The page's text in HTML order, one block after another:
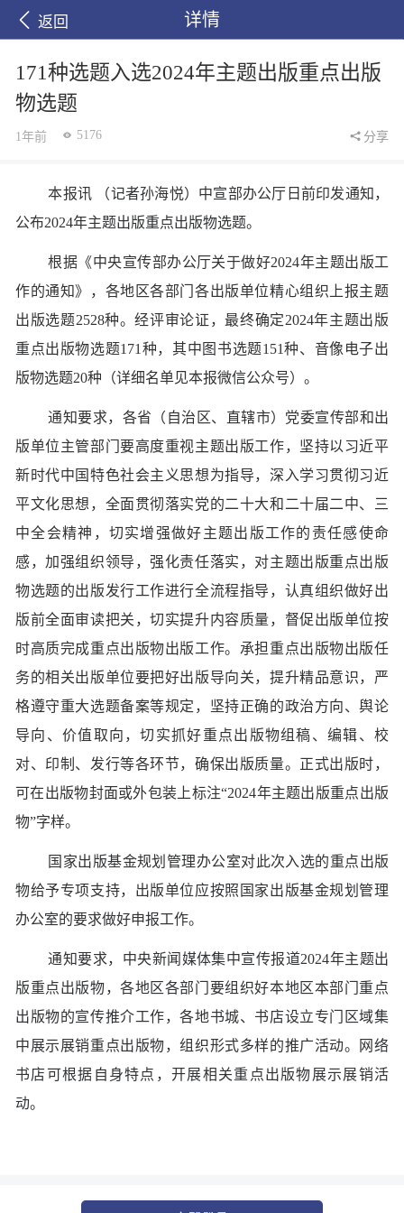
返回 详情
171种选题入选2024年主题出版重点出版
物选题
1年前 5176 分享
本报讯 （记者孙海悦）中宣部办公厅日前印发通知，
公布2024年主题出版重点出版物选题。
根据《中央宣传部办公厅关于做好2024年主题出版工
作的通知》，各地区各部门各出版单位精心组织上报主题
出版选题2528种。经评审论证，最终确定2024年主题出版
重点出版物选题171种，其中图书选题151种、音像电子出
版物选题20种（详细名单见本报微信公众号）。
通知要求，各省（自治区、直辖市）党委宣传部和出
版单位主管部门要高度重视主题出版工作，坚持以习近平
新时代中国特色社会主义思想为指导，深入学习贯彻习近
平文化思想，全面贯彻落实党的二十大和二十届二中、三
中全会精神，切实增强做好主题出版工作的责任感使命
感，加强组织领导，强化责任落实，对主题出版重点出版
物选题的出版发行工作进行全流程指导，认真组织做好出
版前全面审读把关，切实提升内容质量，督促出版单位按
时高质完成重点出版物出版工作。承担重点出版物出版任
务的相关出版单位要把好出版导向关，提升精品意识，严
格遵守重大选题备案等规定，坚持正确的政治方向、舆论
导向、价值取向，切实抓好重点出版物组稿、编辑、校
对、印制、发行等各环节，确保出版质量。正式出版时，
可在出版物封面或外包装上标注“2024年主题出版重点出版
物”字样。
国家出版基金规划管理办公室对此次入选的重点出版
物给予专项支持，出版单位应按照国家出版基金规划管理
办公室的要求做好申报工作。
通知要求，中央新闻媒体集中宣传报道2024年主题出
版重点出版物，各地区各部门要组织好本地区本部门重点
出版物的宣传推介工作，各地书城、书店设立专门区域集
中展示展销重点出版物，组织形式多样的推广活动。网络
书店可根据自身特点，开展相关重点出版物展示展销活
动。